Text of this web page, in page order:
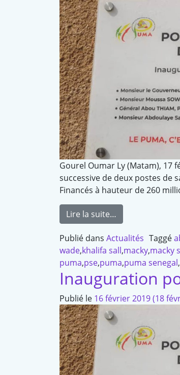
Gourel Oumar Ly (Matam), 17
successive de deux postes de
Financés à hauteur de 260
Lire la suite…
Publié dans Actualités Taggé
wade,khalifa sall,macky,macky
puma,pse,puma,puma senegal,
Inauguration
Publié le 16 février 2019(18